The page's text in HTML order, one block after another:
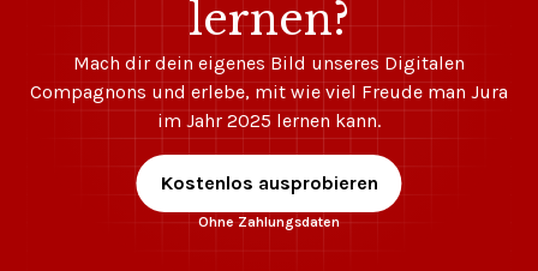
lernen?
Mach dir dein eigenes Bild unseres Digitalen
Compagnons und erlebe, mit wie viel Freude man Jura
im Jahr 2025 lernen kann.
Kostenlos ausprobieren
Ohne Zahlungsdaten